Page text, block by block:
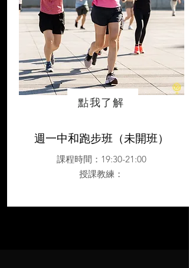
點我了解
週一中和跑步班（未開班）
課程時間：19:30-21:00
授課教練 ：